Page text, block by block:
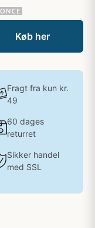
Køb her
Fragt fra kun kr.
49
60 dages
returret
Sikker handel
med SSL